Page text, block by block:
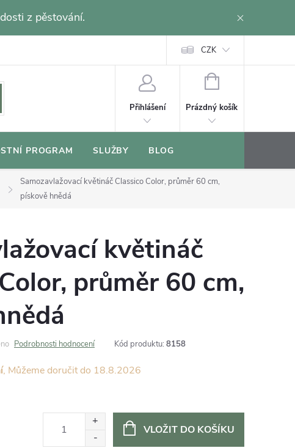
z pěstování.
CZK
Přihlášení
NÁKUPNÍ
Prázdný košík
PROGRAM SLUŽBY BLOG
Samozavlažovací květináč Classico Color, průměr 60 cm,
pískově hnědá
květináč
průměr 60 cm,
Podrobnosti hodnocení Kód produktu: 8158
18.8.2026
VLOŽIT DO KOŠÍKU